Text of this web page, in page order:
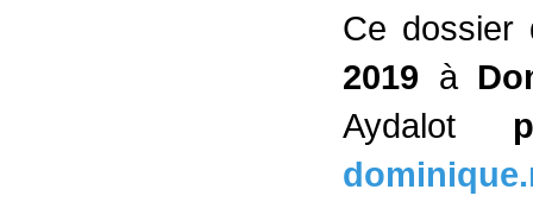
Ce dossier
2019 à
Aydalot